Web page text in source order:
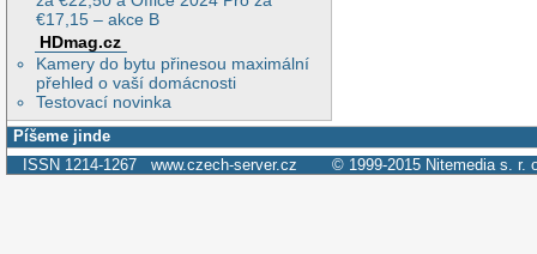
€17,15 – akce B
HDmag.cz
Kamery do bytu přinesou maximální
přehled o vaší domácnosti
Testovací novinka
Píšeme jinde
ISSN 1214-1267 www.czech-server.cz © 1999-2015 Nitemedia s. r.